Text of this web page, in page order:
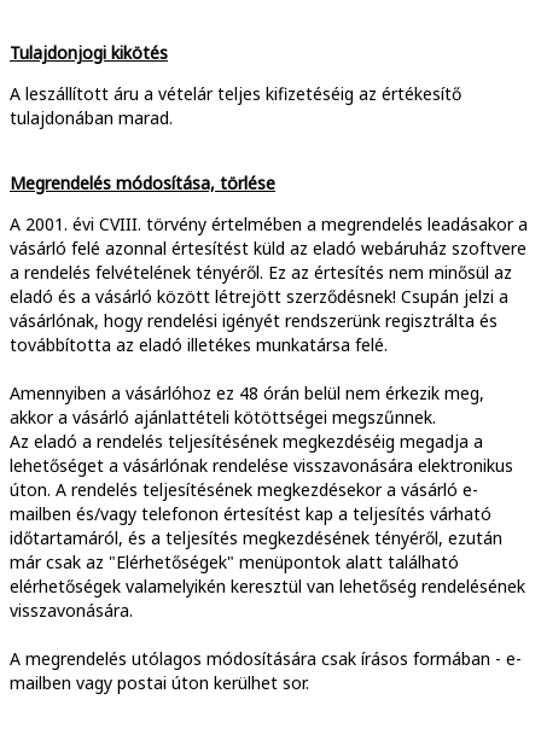
Tulajdonjogi kikötés
A leszállított áru a vételár teljes kifizetéséig az értékesítő
tulajdonában marad.
Megrendelés módosítása, törlése
A 2001. évi CVIII. törvény értelmében a megrendelés leadásakor a
vásárló felé azonnal értesítést küld az eladó webáruház szoftvere
a rendelés felvételének tényéről. Ez az értesítés nem minősül az
eladó és a vásárló között létrejött szerződésnek! Csupán jelzi a
vásárlónak, hogy rendelési igényét rendszerünk regisztrálta és
továbbította az eladó illetékes munkatársa felé.
Amennyiben a vásárlóhoz ez 48 órán belül nem érkezik meg,
akkor a vásárló ajánlattételi kötöttségei megszűnnek.
Az eladó a rendelés teljesítésének megkezdéséig megadja a
lehetőséget a vásárlónak rendelése visszavonására elektronikus
úton. A rendelés teljesítésének megkezdésekor a vásárló e-
mailben és/vagy telefonon értesítést kap a teljesítés várható
időtartamáról, és a teljesítés megkezdésének tényéről, ezután
már csak az "Elérhetőségek" menüpontok alatt található
elérhetőségek valamelyikén keresztül van lehetőség rendelésének
visszavonására.
A megrendelés utólagos módosítására csak írásos formában - e-
mailben vagy postai úton kerülhet sor.